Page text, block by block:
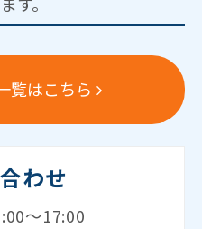
覧はこちら
わせ
～17:00